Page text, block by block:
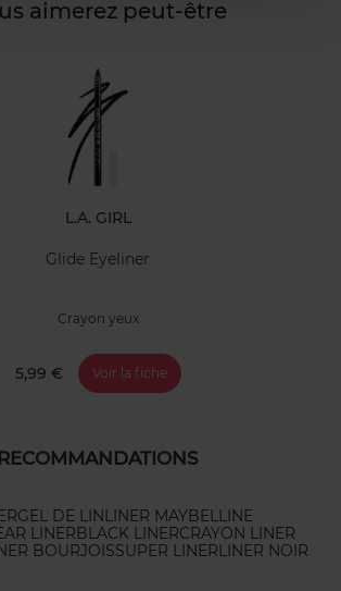
aimerez peut-être
L.A. GIRL
Glide Eyeliner
Crayon yeux
5,99 € Voir la fiche
RECOMMANDATIONS
GEL DE LINLINER MAYBELLINE
LINERBLACK LINERCRAYON LINER
BOURJOISSUPER LINERLINER NOIR